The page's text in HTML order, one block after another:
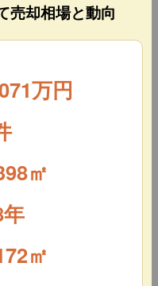
売却相場と動向
万円
㎡
㎡